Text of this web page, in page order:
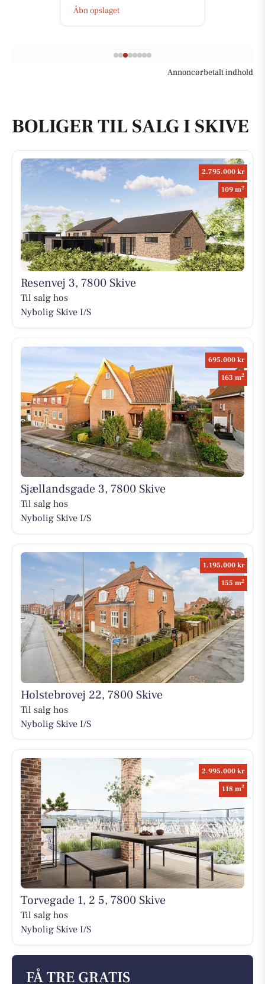
Åbn opslaget
Annoncørbetalt indhold
BOLIGER TIL SALG I SKIVE
2.795.000 kr
109 m2
Resenvej 3, 7800 Skive
Til salg hos
Nybolig Skive I/S
695.000 kr
163 m2
Sjællandsgade 3, 7800 Skive
Til salg hos
Nybolig Skive I/S
1.195.000 kr
155 m2
Holstebrovej 22, 7800 Skive
Til salg hos
Nybolig Skive I/S
2.995.000 kr
118 m2
Torvegade 1, 2 5, 7800 Skive
Til salg hos
Nybolig Skive I/S
FÅ TRE GRATIS